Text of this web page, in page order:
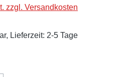
zzgl. Versandkosten
Lieferzeit: 2-5 Tage